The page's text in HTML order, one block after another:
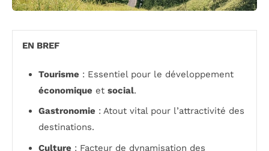
EN BREF
Tourisme : Essentiel pour le développement
économique et social.
Gastronomie : Atout vital pour l’attractivité des
destinations.
Culture : Facteur de dynamisation des